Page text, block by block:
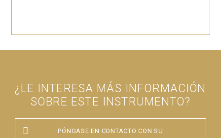
¿LE INTERESA MÁS INFORMACIÓN
SOBRE ESTE INSTRUMENTO?
PÓNGASE EN CONTACTO CON SU